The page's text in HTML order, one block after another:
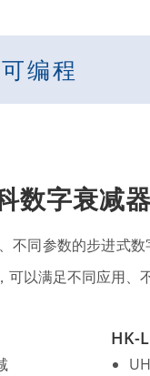
可编程
数字衰减
不同参数的步进式数
以满足不同应用、
HK-